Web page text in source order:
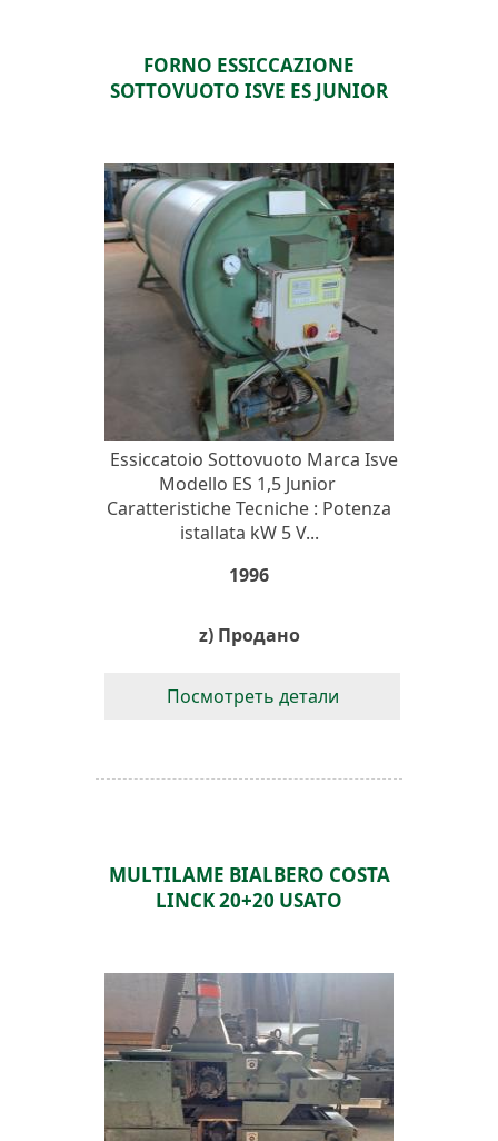
FORNO ESSICCAZIONE
SOTTOVUOTO ISVE ES JUNIOR
Essiccatoio Sottovuoto Marca Isve
Modello ES 1,5 Junior
Caratteristiche Tecniche : Potenza
istallata kW 5 V...
1996
z) Продано
Посмотреть детали
MULTILAME BIALBERO COSTA
LINCK 20+20 USATO